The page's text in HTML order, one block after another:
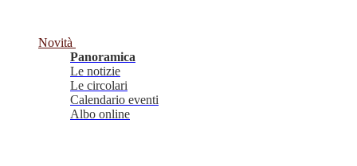
Novità
Panoramica
Le notizie
Le circolari
Calendario eventi
Albo online